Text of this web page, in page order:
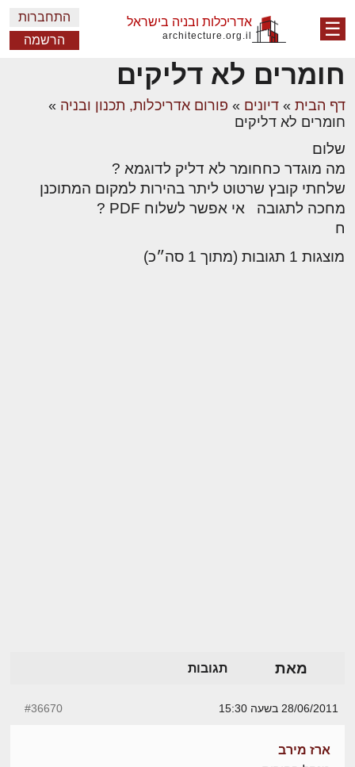
☰ אדריכלות ובניה בישראל
architecture.org.il
התחברות
הרשמה
חומרים לא דליקים
דף הבית » דיונים » פורום אדריכלות, תכנון ובניה »
חומרים לא דליקים
שלום
מה מוגדר כחחומר לא דליק לדוגמא ?
שלחתי קובץ שרטוט ליתר בהירות למקום המתוכנן
מחכה לתגובה אי אפשר לשלוח PDF ?
ח
מוצגות 1 תגובות (מתוך 1 סה״כ)
מאת תגובות
28/06/2011 בשעה 15:30 #36670
ארז מירב